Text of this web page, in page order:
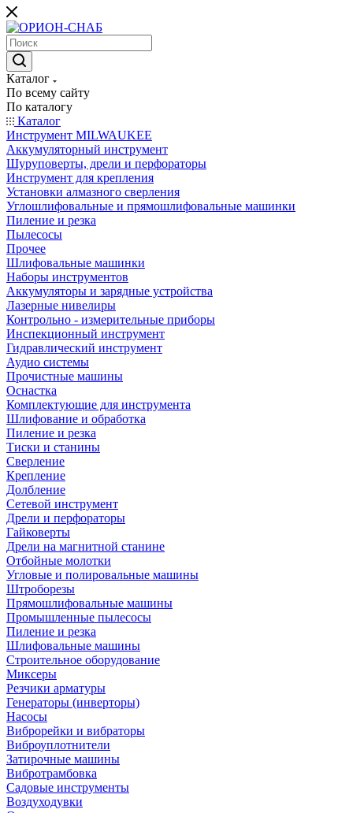
Каталог
По всему сайту
По каталогу
Каталог
Инструмент MILWAUKEE
Аккумуляторный инструмент
Шуруповерты, дрели и перфораторы
Инструмент для крепления
Установки алмазного сверления
Углошлифовальные и прямошлифовальные машинки
Пиление и резка
Пылесосы
Прочее
Шлифовальные машинки
Наборы инструментов
Аккумуляторы и зарядные устройства
Лазерные нивелиры
Контрольно - измерительные приборы
Инспекционный инструмент
Гидравлический инструмент
Аудио системы
Прочистные машины
Оснастка
Комплектующие для инструмента
Шлифование и обработка
Пиление и резка
Тиски и станины
Сверление
Крепление
Долбление
Сетевой инструмент
Дрели и перфораторы
Гайковерты
Дрели на магнитной станине
Отбойные молотки
Угловые и полировальные машины
Штроборезы
Прямошлифовальные машины
Промышленные пылесосы
Пиление и резка
Шлифовальные машины
Строительное оборудование
Миксеры
Резчики арматуры
Генераторы (инверторы)
Насосы
Виброрейки и вибраторы
Виброуплотнители
Затирочные машины
Вибротрамбовка
Садовые инструменты
Воздуходувки